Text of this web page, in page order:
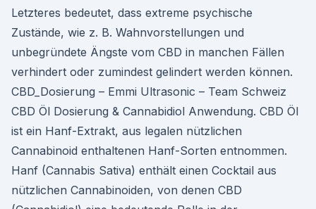
Letzteres bedeutet, dass extreme psychische
Zustände, wie z. B. Wahnvorstellungen und
unbegründete Ängste vom CBD in manchen Fällen
verhindert oder zumindest gelindert werden können.
CBD_Dosierung – Emmi Ultrasonic – Team Schweiz
CBD Öl Dosierung & Cannabidiol Anwendung. CBD Öl
ist ein Hanf-Extrakt, aus legalen nützlichen
Cannabinoid enthaltenen Hanf-Sorten entnommen.
Hanf (Cannabis Sativa) enthält einen Cocktail aus
nützlichen Cannabinoiden, von denen CBD